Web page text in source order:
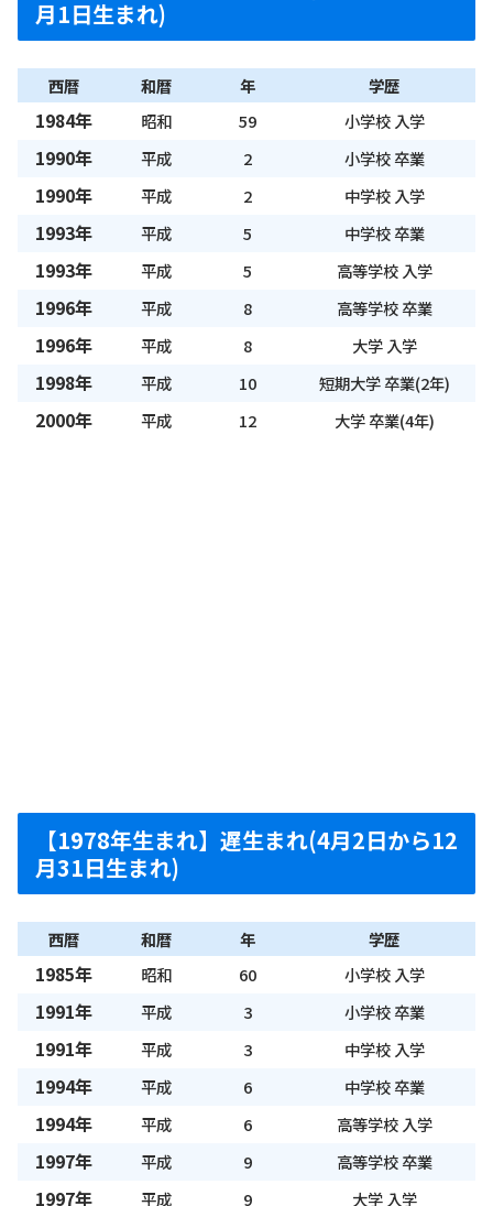
月1日生まれ)
西暦 和暦 年 学歴
1984年 昭和 59 小学校 入学
1990年 平成 2 小学校 卒業
1990年 平成 2 中学校 入学
1993年 平成 5 中学校 卒業
1993年 平成 5 高等学校 入学
1996年 平成 8 高等学校 卒業
1996年 平成 8 大学 入学
1998年 平成 10 短期大学 卒業(2年)
2000年 平成 12 大学 卒業(4年)
【1978年生まれ】遅生まれ(4月2日から12
月31日生まれ)
西暦 和暦 年 学歴
1985年 昭和 60 小学校 入学
1991年 平成 3 小学校 卒業
1991年 平成 3 中学校 入学
1994年 平成 6 中学校 卒業
1994年 平成 6 高等学校 入学
1997年 平成 9 高等学校 卒業
1997年 平成 9 大学 入学